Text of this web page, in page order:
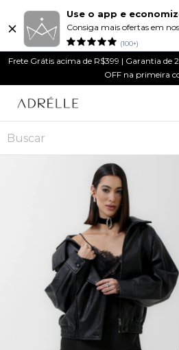
Use o app e
Consiga mais ofertas em
(100+)
Frete Grátis acima de R$399 | Garantia de
OFF na primeira